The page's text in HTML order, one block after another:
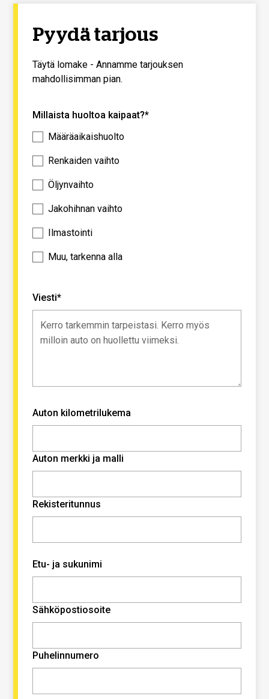
Pyydä tarjous
Täytä lomake - Annamme tarjouksen
mahdollisimman pian.
Millaista huoltoa kaipaat?*
Määräaikaishuolto
Renkaiden vaihto
Öljynvaihto
Jakohihnan vaihto
Ilmastointi
Muu, tarkenna alla
Viesti*
Auton kilometrilukema
Auton merkki ja malli
Rekisteritunnus
Etu- ja sukunimi
Sähköpostiosoite
Puhelinnumero